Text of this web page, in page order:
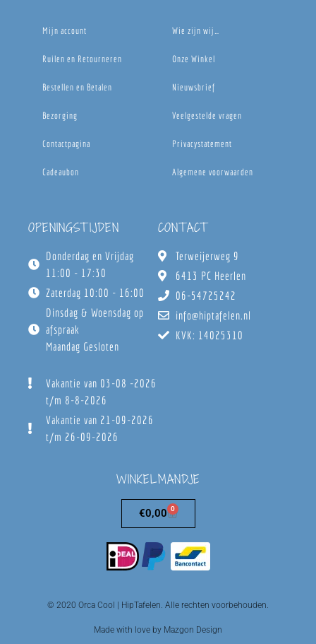
Mijn account
Ruilen en Retourneren
Bestellen en Betalen
Bezorging
Contactpagina
Cadeaubon
Wie zijn wij…
Onze Winkel
Nieuwsbrief
Veelgestelde vragen
Privacystatement
Algemene voorwaarden
OPENINGSTIJDEN
Donderdag en Vrijdag
11:00 - 17:30
Zaterdag 10:00 - 16:00
Dinsdag & Woensdag op
afspraak
Maandag Gesloten
Vakantie van 03-08 -2026
t/m 8-8-2026
Vakantie van 21-09-2026
t/m 26-09-2026
CONTACT
Terweijerweg 9
6413 PC Heerlen
06-54725242
info@hiptafelen.nl
KVK: 14025310
WINKELMANDJE
€0,00 0
© 2020 Orca Cool | HipTafelen. Alle rechten voorbehouden.
Made with love by Mazgon Design